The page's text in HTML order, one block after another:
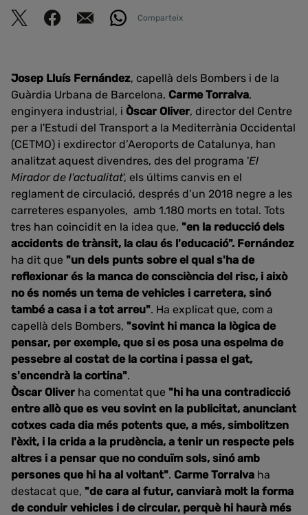
Comparteix
Josep Lluís Fernández, capellà dels Bombers i de la
Guàrdia Urbana de Barcelona, Carme Torralva,
enginyera industrial, i Òscar Oliver, director del Centre
per a l'Estudi del Transport a la Mediterrània Occidental
(CETMO) i exdirector d’Aeroports de Catalunya, han
analitzat aquest divendres, des del programa 'El
Mirador de l'actualitat', els últims canvis en el
reglament de circulació, després d’un 2018 negre a les
carreteres espanyoles, amb 1.180 morts en total. Tots
tres han coincidit en la idea que, "en la reducció dels
accidents de trànsit, la clau és l'educació". Fernández
ha dit que "un dels punts sobre el qual s'ha de
reflexionar és la manca de consciència del risc, i això
no és només un tema de vehicles i carretera, sinó
també a casa i a tot arreu". Ha explicat que, com a
capellà dels Bombers, "sovint hi manca la lògica de
pensar, per exemple, que si es posa una espelma de
pessebre al costat de la cortina i passa el gat,
s'encendrà la cortina".
Òscar Oliver ha comentat que "hi ha una contradicció
entre allò que es veu sovint en la publicitat, anunciant
cotxes cada dia més potents que, a més, simbolitzen
l'èxit, i la crida a la prudència, a tenir un respecte pels
altres i a pensar que no conduïm sols, sinó amb
persones que hi ha al voltant". Carme Torralva ha
destacat que, "de cara al futur, canviarà molt la forma
de conduir vehicles i de circular, perquè hi haurà més